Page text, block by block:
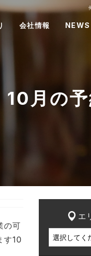
会社情報 NEWS
月の
の可
す10
エ